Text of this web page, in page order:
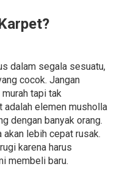
dalam segala sesuatu,
cocok. Jangan
tapi tak
adalah elemen musholla
dengan banyak orang.
lebih cepat rusak.
karena harus
membeli baru.